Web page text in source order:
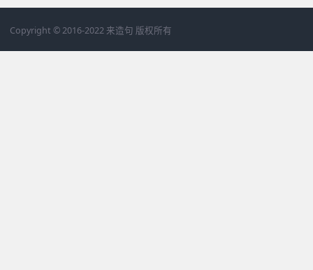
Copyright © 2016-2022 来造句 版权所有